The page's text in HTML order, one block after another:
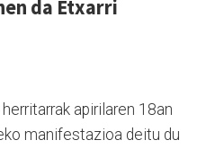
da Etxarri
apirilaren 18an
manifestazioa deitu du